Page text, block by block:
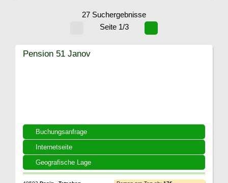
27 Suchergebnisse
Seite 1/3
Buchungsanfrage
Internetseite
Geografische Lage
Pension 51 Janov